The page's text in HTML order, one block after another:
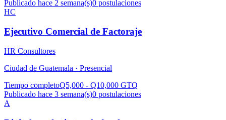
Publicado hace 2 semana(s)0 postulaciones
HC
Ejecutivo Comercial de Factoraje
HR Consultores
Ciudad de Guatemala · Presencial
Tiempo completoQ5,000 - Q10,000 GTQ
Publicado hace 3 semana(s)0 postulaciones
A